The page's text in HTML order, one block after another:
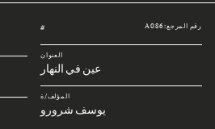
رقم المرجع: A086 #
العنوان
عين في النهار
المؤلف/ة
يوسف شرورو